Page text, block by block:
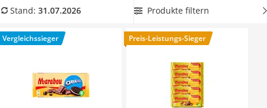
MCT-Öl
Erythrit
Müsli ohne Zuckerzusatz
Marabou-Schokolade im Vorteilspackaus unserer
einem geringeren Preis. Überzeugt hat uns hier im Juli 2026
besonders das Modell
Marabou Oreo* mit seinen
Stand: 31.07.2026 Produkte filtern
Vergleichssieger Preis-Leistungs-Sieger